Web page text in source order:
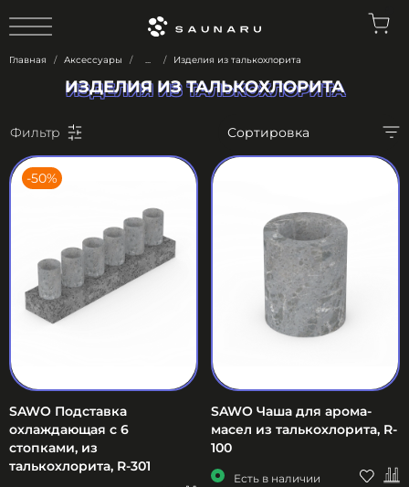
Главная Аксессуары ... Изделия из талькохлорита
ИЗДЕЛИЯ ИЗ ТАЛЬКОХЛОРИТА
ИЗДЕЛИЯ ИЗ ТАЛЬКОХЛОРИТА
-50%
SAWO Подставка
охлаждающая с 6
стопками, из
талькохлорита, R-301
SAWO Чаша для арома-
масел из талькохлорита, R-
100
Есть в наличии
Фильтр